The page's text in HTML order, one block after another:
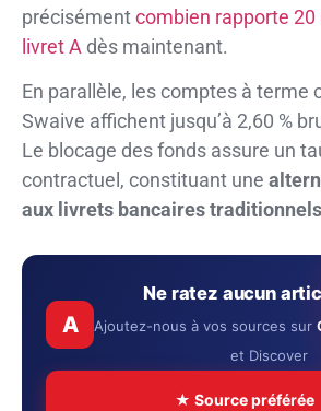
précisémentcombien rapporte 20
livret A dès maintenant.
En parallèle, les comptes à terme
Swaive affichent jusqu’à 2,60 %
Le blocage des fonds assure un
contractuel, constituant une
aux livrets bancaires
A
Ne ratez aucun
Ajoutez-nous à vos sources sur
et Discover
★ Source préférée